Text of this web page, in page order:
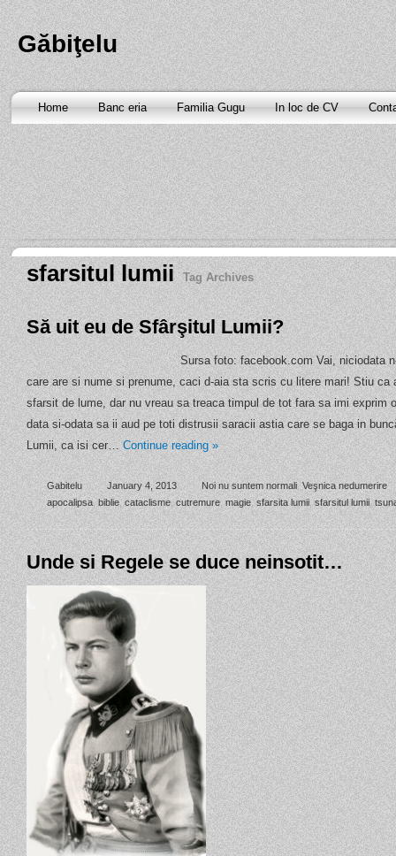
Găbiţelu
Home Banc eria Familia Gugu In loc de CV
sfarsitul lumii Tag Archives
Să uit eu de Sfârşitul Lumii?
Sursa foto: facebook.com Vai, niciodata
care are si nume si prenume, caci d-aia sta scris cu litere mari! Stiu
sfarsit de lume, dar nu vreau sa treaca timpul de tot fara sa imi exprim
data si-odata sa ii aud pe toti distrusii saracii astia care se baga in
Lumii, ca isi cer… Continue reading»
Gabitelu January 4, 2013 Noi nu suntem normali, Veşnica nedumerire
apocalipsa, biblie, cataclisme, cutremure, magie, sfarsita lumii, sfarsitul lumii
Unde si Regele se duce neinsotit…